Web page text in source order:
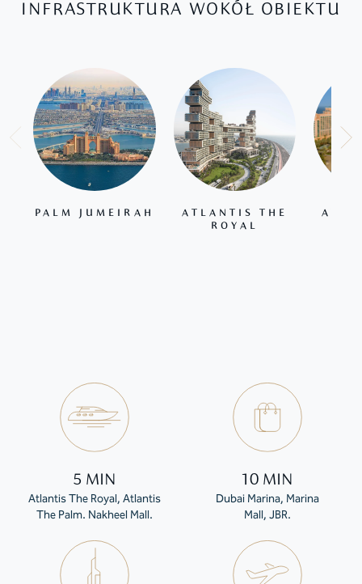
INFRASTRUKTURA WOKÓŁ OBIEKTU
PALM JUMEIRAH
ATLANTIS THE
ROYAL
5 MIN
Atlantis The Royal, Atlantis
The Palm. Nakheel Mall.
10 MIN
Dubai Marina, Marina
Mall, JBR.